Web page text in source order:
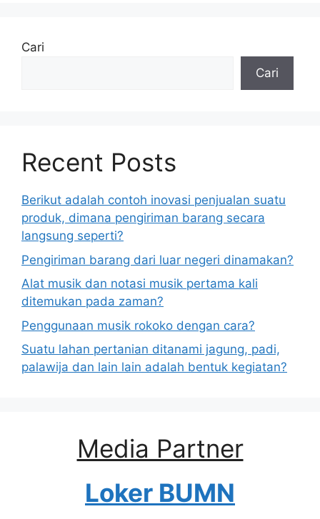
Cari
Cari
Recent Posts
Berikut adalah contoh inovasi penjualan suatu
produk, dimana pengiriman barang secara
langsung seperti?
Pengiriman barang dari luar negeri dinamakan?
Alat musik dan notasi musik pertama kali
ditemukan pada zaman?
Penggunaan musik rokoko dengan cara?
Suatu lahan pertanian ditanami jagung, padi,
palawija dan lain lain adalah bentuk kegiatan?
Media Partner
Loker BUMN